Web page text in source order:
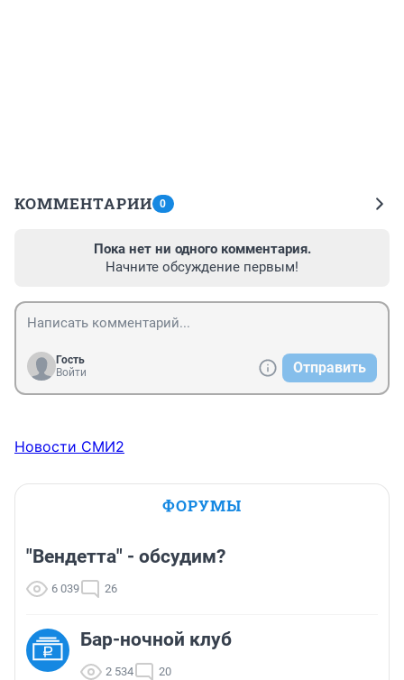
КОММЕНТАРИИ 0
Пока нет ни одного комментария.
Начните обсуждение первым!
Гость
Войти
Отправить
Новости СМИ2
ФОРУМЫ
"Вендетта" - обсудим?
6 039 26
Бар-ночной клуб
2 534 20